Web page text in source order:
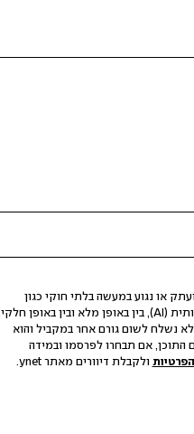
או נגוע במעשה בלתי חוקי כגון
הסגת גבול ופגיעה בפרטיות. התוכן לא הופק, לא נערך ולא עבר כל עיבוד באמצעות בינה מלאכותית (AI), בין באופן מלא ובין באופן חלקי.
נשלח לשום גורם אחר במקביל והוא
התוכן, אם תבחרו לפרסמו ובמידה
ולקבלת דיוורים מאתר ynet.